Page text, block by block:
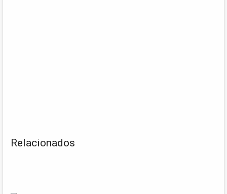
Relacionados